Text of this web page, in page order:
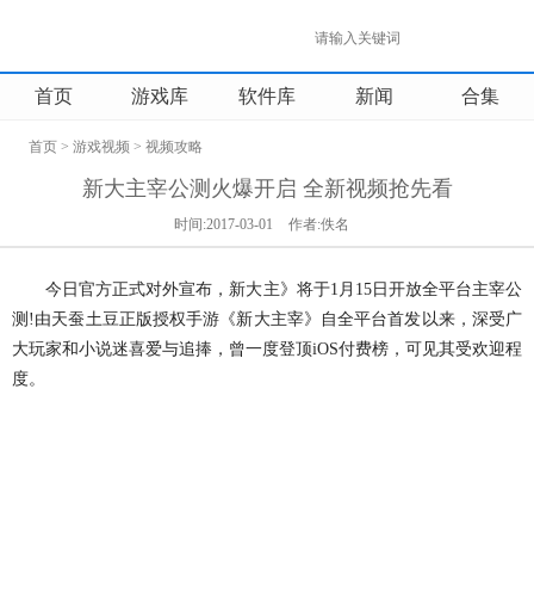
首页 游戏库 软件库 新闻 合集
首页 > 游戏视频 > 视频攻略
新大主宰公测火爆开启 全新视频抢先看
时间:2017-03-01 作者:佚名
今日官方正式对外宣布，新大主》将于1月15日开放全平台主宰公
测!由天蚕土豆正版授权手游《新大主宰》自全平台首发以来，深受广
大玩家和小说迷喜爱与追捧，曾一度登顶iOS付费榜，可见其受欢迎程
度。